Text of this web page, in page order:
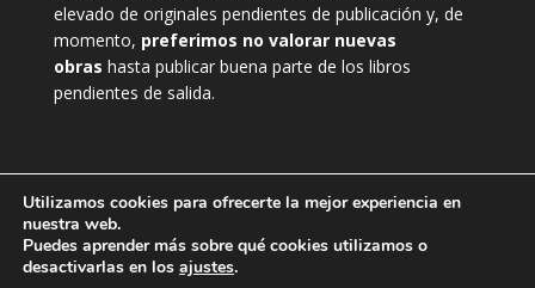
elevado de originales pendientes de publicación y, de
momento, preferimos no valorar nuevas
obras hasta publicar buena parte de los libros
pendientes de salida.
Utilizamos cookies para ofrecerte la mejor experiencia en
nuestra web.
Puedes aprender más sobre qué cookies utilizamos o
desactivarlas en los ajustes.